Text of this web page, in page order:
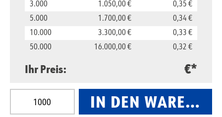
3.000
1.050,00 €
0,35 €
5.000
1.700,00 €
0,34 €
10.000
3.300,00 €
0,33 €
50.000
16.000,00 € 0,32 €
Ihr Preis: €*
Produkt Anzahl: Gib den gewünschten Wert ein
IN DEN